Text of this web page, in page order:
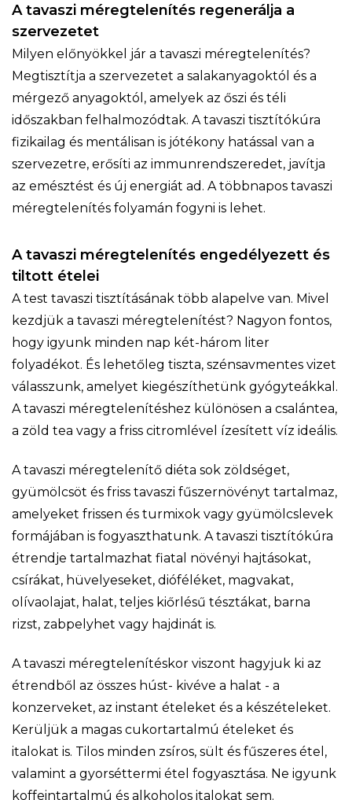
A tavaszi méregtelenítés regenerálja a
szervezetet
Milyen előnyökkel jár a tavaszi méregtelenítés?
Megtisztítja a szervezetet a salakanyagoktól és a
mérgező anyagoktól, amelyek az őszi és téli
időszakban felhalmozódtak. A tavaszi tisztítókúra
fizikailag és mentálisan is jótékony hatással van a
szervezetre, erősíti az immunrendszeredet, javítja
az emésztést és új energiát ad. A többnapos tavaszi
méregtelenítés folyamán fogyni is lehet.
A tavaszi méregtelenítés engedélyezett és
tiltott ételei
A test tavaszi tisztításának több alapelve van. Mivel
kezdjük a tavaszi méregtelenítést? Nagyon fontos,
hogy igyunk minden nap két-három liter
folyadékot. És lehetőleg tiszta, szénsavmentes vizet
válasszunk, amelyet kiegészíthetünk gyógyteákkal.
A tavaszi méregtelenítéshez különösen a csalántea,
a zöld tea vagy a friss citromlével ízesített víz ideális.
A tavaszi méregtelenítő diéta sok zöldséget,
gyümölcsöt és friss tavaszi fűszernövényt tartalmaz,
amelyeket frissen és turmixok vagy gyümölcslevek
formájában is fogyaszthatunk. A tavaszi tisztítókúra
étrendje tartalmazhat fiatal növényi hajtásokat,
csírákat, hüvelyeseket, dióféléket, magvakat,
olívaolajat, halat, teljes kiőrlésű tésztákat, barna
rizst, zabpelyhet vagy hajdinát is.
A tavaszi méregtelenítéskor viszont hagyjuk ki az
étrendből az összes húst- kivéve a halat - a
konzerveket, az instant ételeket és a készételeket.
Kerüljük a magas cukortartalmú ételeket és
italokat is. Tilos minden zsíros, sült és fűszeres étel,
valamint a gyorséttermi étel fogyasztása. Ne igyunk
koffeintartalmú és alkoholos italokat sem.